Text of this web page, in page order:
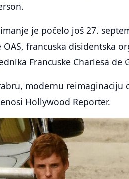
je počelo još 27.
francuska disidentska
Francuske Charlesa de
modernu reimaginaciju
Hollywood Reporter.